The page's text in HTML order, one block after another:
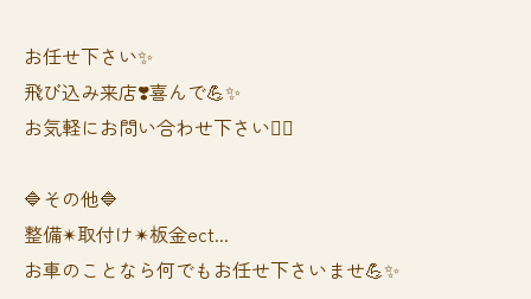
お任せ下さい✨
飛び込み来店❣️喜んで💪✨
お気軽にお問い合わせ下さい🙆‍♀️
🔷その他🔷
整備✴︎取付け✴︎板金ect...
お車のことなら何でもお任せ下さいませ💪✨